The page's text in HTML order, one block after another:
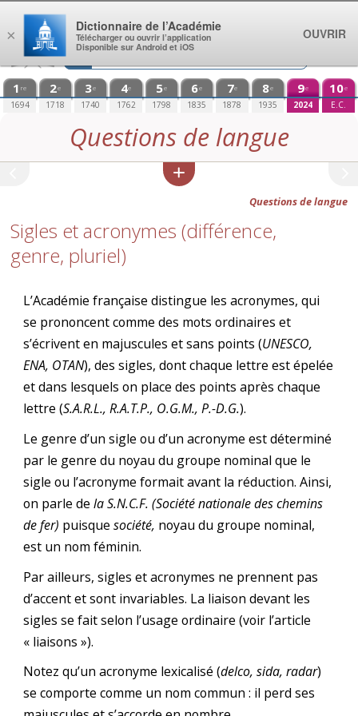
Aller au contenu
1 re
1694
2e
1718
3e
1740
4e
1762
5e
1798
6e
1835
7e
1878
8e
1935
9e
2024
10e
E.C.
Questions de langue
Questions de langue
Sigles et acronymes (différence,
genre, pluriel)
L’Académie française distingue les acronymes, qui
se prononcent comme des mots ordinaires et
s’écrivent en majuscules et sans points (UNESCO,
ENA, OTAN), des sigles, dont chaque lettre est épelée
et dans lesquels on place des points après chaque
lettre (S.A.R.L., R.A.T.P., O.G.M., P.-D.G.).
Le genre d’un sigle ou d’un acronyme est déterminé
par le genre du noyau du groupe nominal que le
sigle ou l’acronyme formait avant la réduction. Ainsi,
on parle dela S.N.C.F. (Société nationale des chemins
de fer) puisquesociété, noyau du groupe nominal,
est un nom féminin.
Par ailleurs, sigles et acronymes ne prennent pas
d’accent et sont invariables. La liaison devant les
sigles se fait selon l’usage ordinaire (voir l’article
« liaisons »).
Notez qu’un acronyme lexicalisé (delco, sida, radar)
se comporte comme un nom commun : il perd ses
×
Dictionnaire de l’Académie
Télécharger ou ouvrir l’application
Disponible sur Android et iOS
OUVRIR